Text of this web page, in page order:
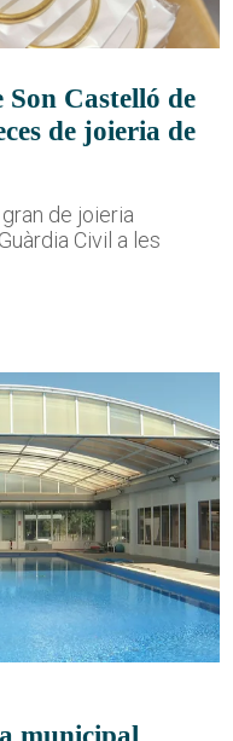
Castelló de
de joieria de
de joieria
Civil a les
municipal